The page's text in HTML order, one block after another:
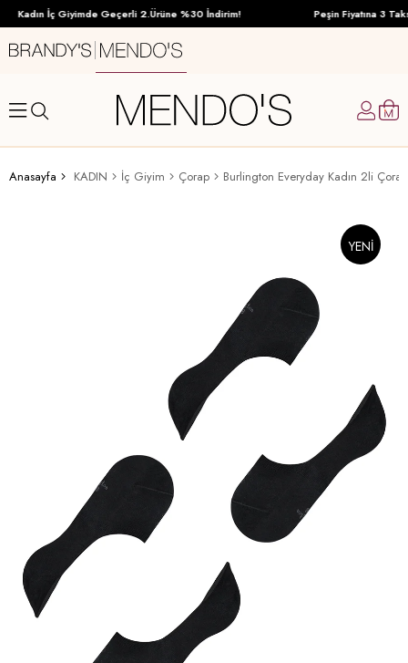
Kadın İç Giyimde Geçerli 2.Ürüne %30 İndirim! Peşin Fiyatına 3
Anasayfa KADIN İç Giyim Çorap Burlington Everyday Kadın 2li
YENI